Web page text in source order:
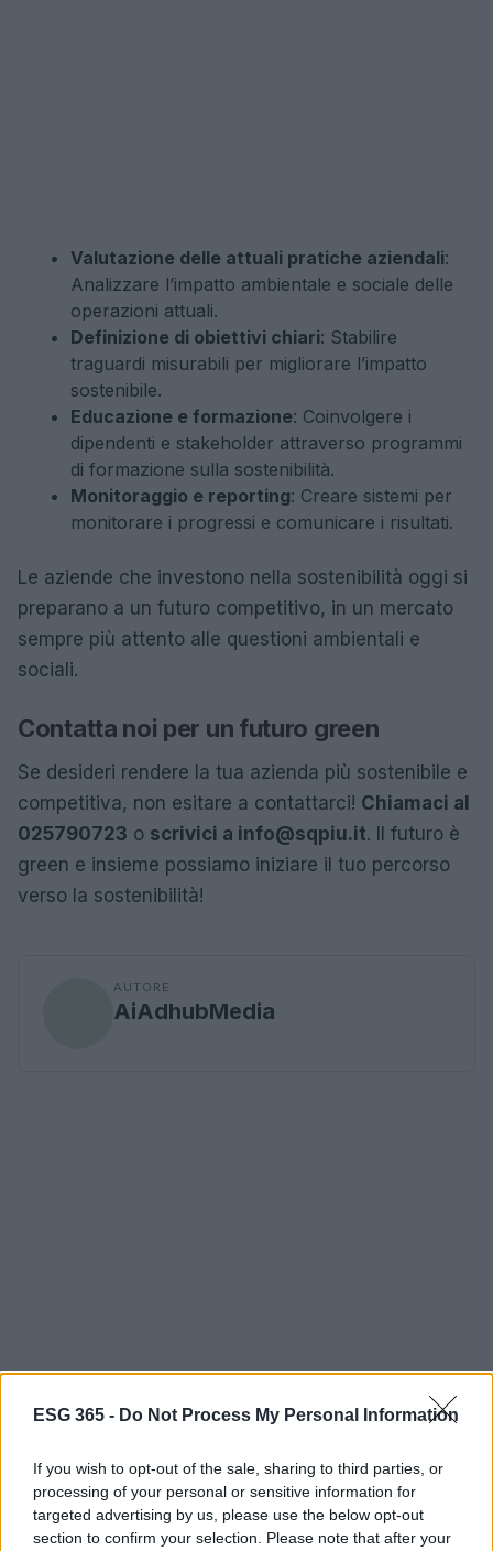
ESG 365 - Do Not Process My Personal Information
If you wish to opt-out of the sale, sharing to third parties, or
processing of your personal or sensitive information for
targeted advertising by us, please use the below opt-out
section to confirm your selection. Please note that after your
Valutazione delle attuali pratiche aziendali:
Analizzare l’impatto ambientale e sociale delle
operazioni attuali.
Definizione di obiettivi chiari: Stabilire
traguardi misurabili per migliorare l’impatto
sostenibile.
Educazione e formazione: Coinvolgere i
dipendenti e stakeholder attraverso programmi
di formazione sulla sostenibilità.
Monitoraggio e reporting: Creare sistemi per
monitorare i progressi e comunicare i risultati.
Le aziende che investono nella sostenibilità oggi si
preparano a un futuro competitivo, in un mercato
sempre più attento alle questioni ambientali e
sociali.
Contatta noi per un futuro green
Se desideri rendere la tua azienda più sostenibile e
competitiva, non esitare a contattarci! Chiamaci al
025790723 o scrivici a info@sqpiu.it. Il futuro è
green e insieme possiamo iniziare il tuo percorso
verso la sostenibilità!
AUTORE
AiAdhubMedia